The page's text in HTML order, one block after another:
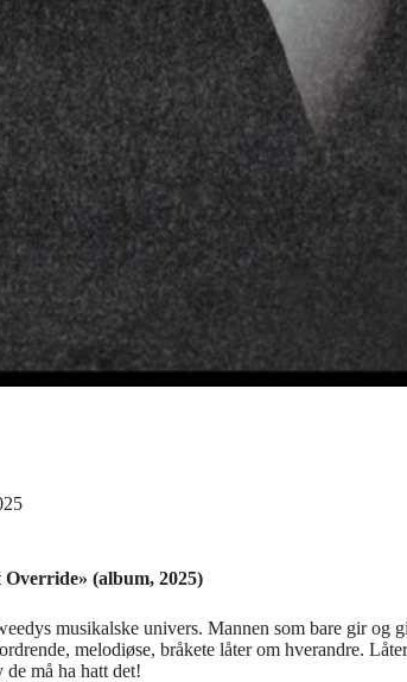
(album, 2025)
musikalske univers. Mannen som bare gir
melodiøse, bråkete låter om hverandre.
må ha hatt det!